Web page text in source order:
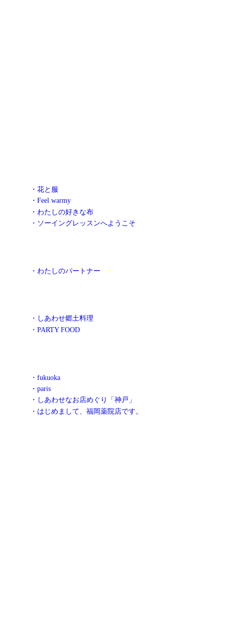
・花と服
・Feel warmy
・わたしの好きな布
・ソーイングレッスンへようこそ
・わたしのパートナー
・しあわせ郷土料理
・PARTY FOOD
・fukuoka
・paris
・しあわせなお店めぐり「神戸」
・はじめまして、福岡薬院店です。